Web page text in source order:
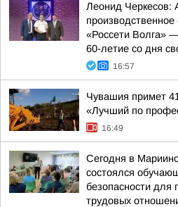
Леонид Черкесов:
«Россети Волга»
60-летие со дня
16:57
Чувашия примет
«Лучший по
16:49
Сегодня в
состоялся
безопасности для
трудовых